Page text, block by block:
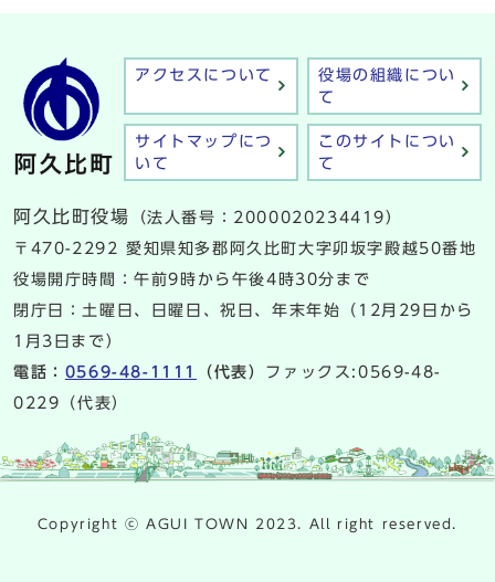
アクセスについて
役場の組織につい
て
サイトマップにつ
いて
このサイトについ
て
阿久比町役場
（法人番号：2000020234419）
〒470-2292 愛知県知多郡阿久比町大字卯坂字殿越50番地
役場開庁時間：午前9時から午後4時30分まで
閉庁日：土曜日、日曜日、祝日、年末年始（12月29日から
1月3日まで）
電話： 0569-48-1111 （代表） ファックス:0569-48-
0229（代表）
Copyright ⓒ AGUI TOWN 2023. All right reserved.